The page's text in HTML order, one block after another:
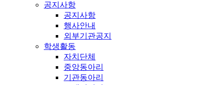
공지사항
공지사항
행사안내
외부기관공지
학생활동
자치단체
중앙동아리
기관동아리